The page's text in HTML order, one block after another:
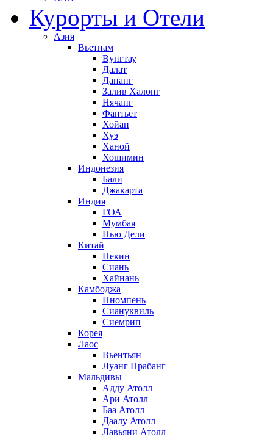
Курорты и Отели
Азия
Вьетнам
Вунгтау
Далат
Дананг
Залив Халонг
Нячанг
Фантьет
Хойан
Хуэ
Ханой
Хошимин
Индонезия
Бали
Джакарта
Индия
ГОА
Мумбая
Нью Дели
Китай
Пекин
Сиань
Хайнань
Камбоджа
Пномпень
Сиануквиль
Сиемрип
Корея
Лаос
Вьентьян
Луанг Прабанг
Мальдивы
Адду Атолл
Ари Атолл
Баа Атолл
Даалу Атолл
Лавьяни Атолл